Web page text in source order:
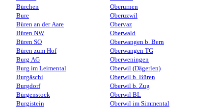
Bürchen
Bure
Büren an der Aare
Büren NW
Büren SO
Büren zum Hof
Burg AG
Burg im Leimental
Burgäschi
Burgdorf
Bürgenstock
Burgistein
Oberurnen
Oberuzwil
Obervaz
Oberwald
Oberwangen b. Bern
Oberwangen TG
Oberweningen
Oberwil (Dägerlen)
Oberwil b. Büren
Oberwil b. Zug
Oberwil BL
Oberwil im Simmental